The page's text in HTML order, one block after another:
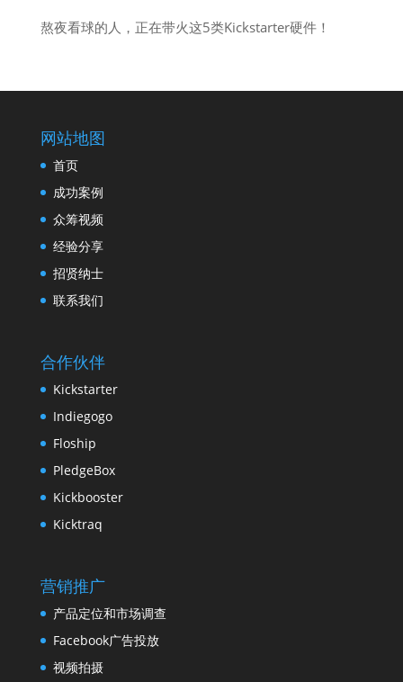
熬夜看球的人，正在带火这5类Kickstarter硬件！
网站地图
首页
成功案例
众筹视频
经验分享
招贤纳士
联系我们
合作伙伴
Kickstarter
Indiegogo
Floship
PledgeBox
Kickbooster
Kicktraq
营销推广
产品定位和市场调查
Facebook广告投放
视频拍摄